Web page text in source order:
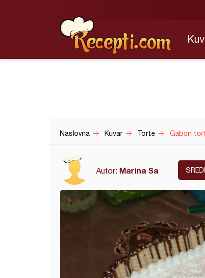
Naslovna Kuvar Torte Gabon
Autor: Marina Sa